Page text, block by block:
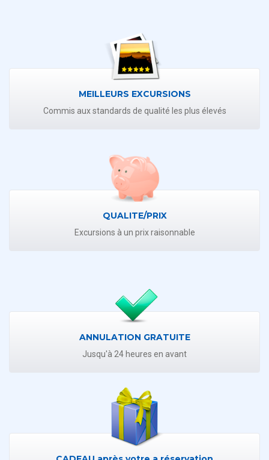
MEILLEURS EXCURSIONS
Commis aux standards de qualité les plus élevés
QUALITE/PRIX
Excursions à un prix raisonnable
ANNULATION GRATUITE
Jusqu'à 24 heures en avant